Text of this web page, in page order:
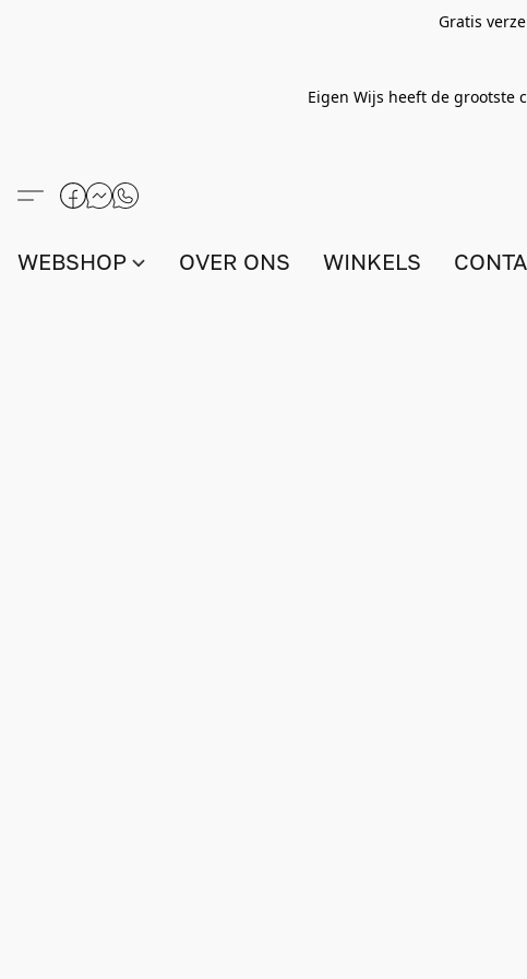
Gratis
Eigen Wijs heeft de grootste
WEBSHOP OVER ONS WINKELS